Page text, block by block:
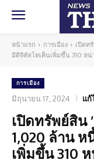
หน้าแรก การเมือง
เปิดท
มีดิจิทัลโทเค็นเพิ่มขึ้น 310 หน่
การเมือง
มิถุนายน 17, 2024 แก้
เปิดทรัพย์สิน
1,020 ล้าน
เพิ่มขึ้น 310